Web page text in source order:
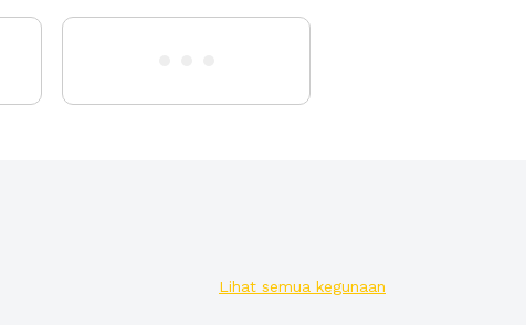
Lihat semua kegunaan